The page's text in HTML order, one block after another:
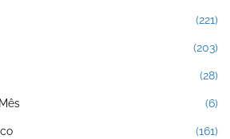
(221)
(203)
(28)
(6)
(161)